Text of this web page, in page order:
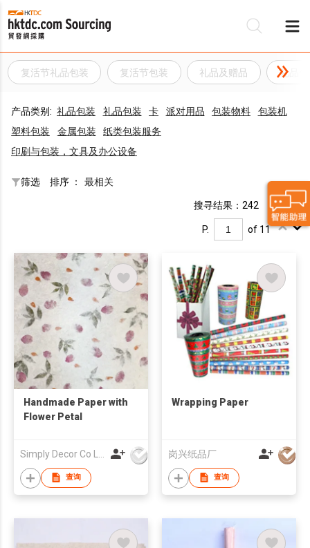
复活节礼品包装 复活节包装 礼品及赠品 礼品
产品类别: 礼品包装 礼品包装 卡 派对用品 包装物料
包装机
塑料包装
金属包装
纸类包装服务
印刷与包装，文具及办公设备
筛选 排序 ： 最相关
搜寻结果：242
P. of 11
Handmade Paper with
Flower Petal
查询
Wrapping Paper
岗兴纸品厂
查询